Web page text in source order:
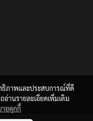
ธิภาพและประสบการณ์ที่ดี
อ่านรายละเอียดเพิ่มเติม
ายคุกกี้